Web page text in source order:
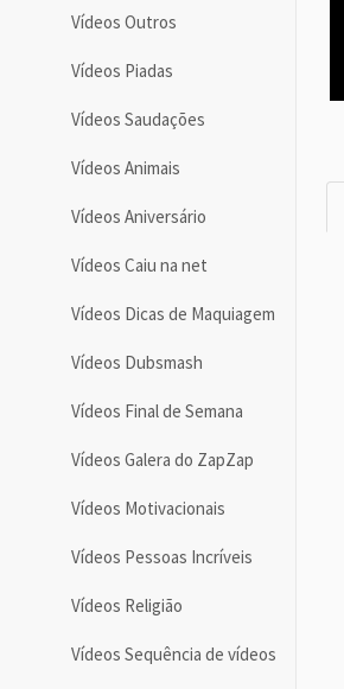
Vídeos Outros
Vídeos Piadas
Vídeos Saudações
Vídeos Animais
Vídeos Aniversário
Vídeos Caiu na net
Vídeos Dicas de Maquiagem
Vídeos Dubsmash
Vídeos Final de Semana
Vídeos Galera do ZapZap
Vídeos Motivacionais
Vídeos Pessoas Incríveis
Vídeos Religião
Vídeos Sequência de vídeos